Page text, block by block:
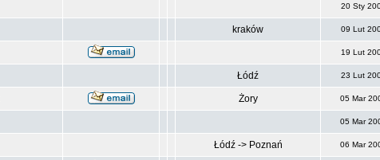
20 Sty
kraków 09 Lut
19 Lut
Łódź 23 Lut
Żory 05 Mar
05 Mar
Łódź -> Poznań 06 Mar